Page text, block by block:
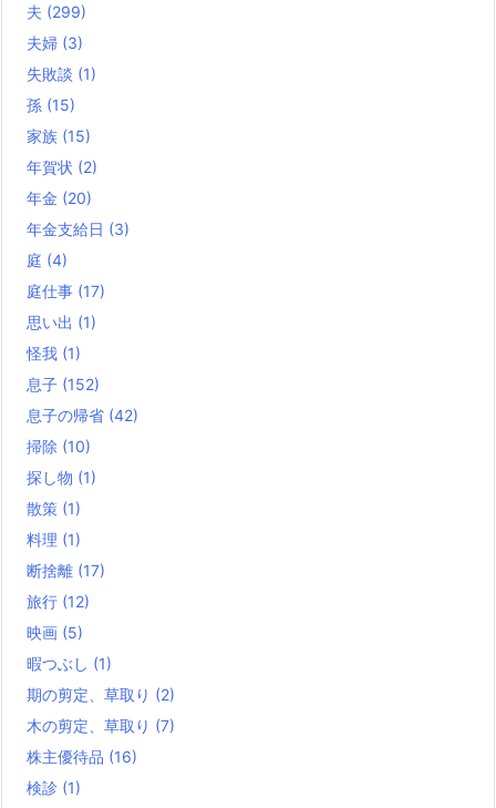
夫 (299)
夫婦 (3)
失敗談 (1)
孫 (15)
家族 (15)
年賀状 (2)
年金 (20)
年金支給日 (3)
庭 (4)
庭仕事 (17)
思い出 (1)
怪我 (1)
息子 (152)
息子の帰省 (42)
掃除 (10)
探し物 (1)
散策 (1)
料理 (1)
断捨離 (17)
旅行 (12)
映画 (5)
暇つぶし (1)
期の剪定、草取り (2)
木の剪定、草取り (7)
株主優待品 (16)
検診 (1)